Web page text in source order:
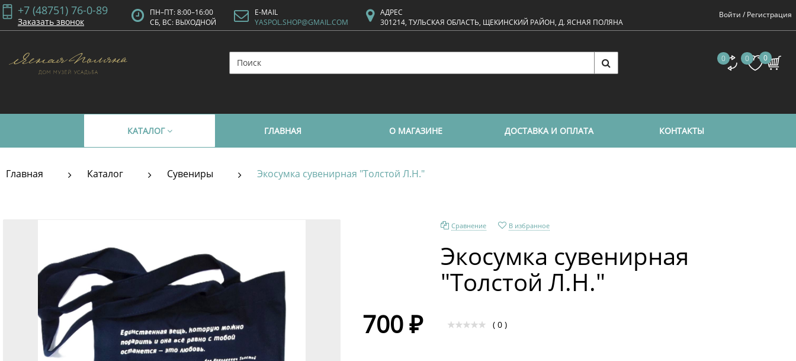
+7 (48751) 76-0-89
Заказать звонок
ПН–ПТ: 8:00–16:00
СБ, ВС: ВЫХОДНОЙ
E-MAIL
YASPOL.SHOP@GMAIL.COM
АДРЕС
301214, ТУЛЬСКАЯ ОБЛАСТЬ, ЩЕКИНСКИЙ РАЙОН, Д. ЯСНАЯ ПОЛЯНА
Войти / Регистрация
0 0 0
КАТАЛОГ ГЛАВНАЯ О МАГАЗИНЕ ДОСТАВКА И ОПЛАТА КОНТАКТЫ
Главная Каталог Сувениры Экосумка сувенирная "Толстой Л.Н."
Сравнение В избранное
Экосумка сувенирная
"Толстой Л.Н."
700 ₽
( 0 )